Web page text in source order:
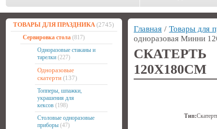
ТОВАРЫ ДЛЯ ПРАЗДНИКА (2745)
Сервировка стола (817)
Одноразовые стаканы и
тарелки (227)
Одноразовые
скатерти (137)
Топперы, шпажки,
украшения для
кексов (198)
Столовые одноразовые
приборы (47)
Главная / Товары для
одноразовая Минни
120Х180СМ
Тип: